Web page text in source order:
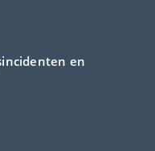
en